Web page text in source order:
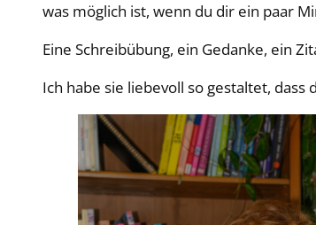
was möglich ist, wenn du dir ein paar
Eine Schreibübung, ein Gedanke, ein
Ich habe sie liebevoll so gestaltet,